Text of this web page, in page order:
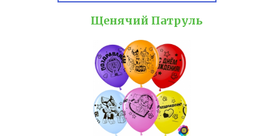
Щенячий Патруль